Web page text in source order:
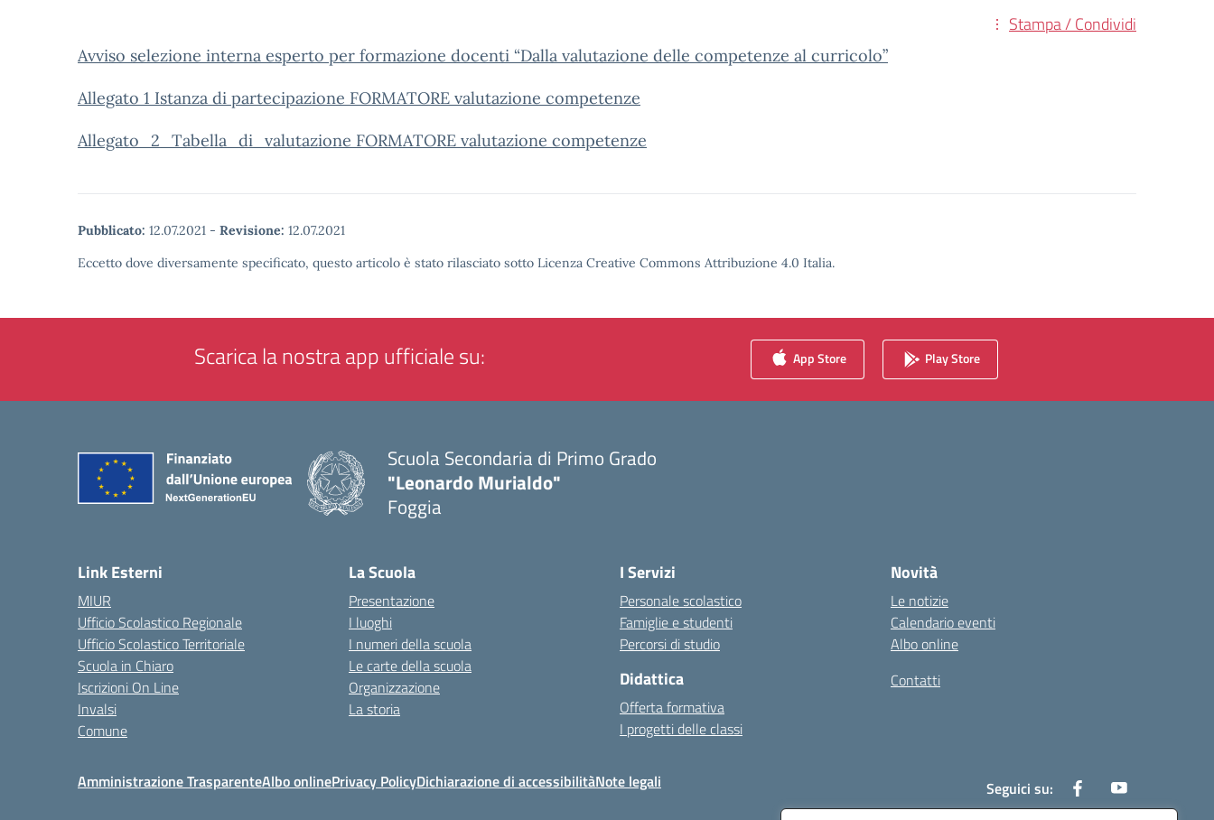
Stampa / Condividi
Avviso selezione interna esperto per formazione docenti “Dalla valutazione delle competenze al curricolo”
Allegato 1 Istanza di partecipazione FORMATORE valutazione competenze
Allegato_2_Tabella_di_valutazione FORMATORE valutazione competenze
Pubblicato: 12.07.2021 - Revisione: 12.07.2021
Eccetto dove diversamente specificato, questo articolo è stato rilasciato sotto Licenza Creative Commons Attribuzione 4.0 Italia.
Scarica la nostra app ufficiale su: App Store Play Store
Scuola Secondaria di Primo Grado
"Leonardo Murialdo"
Foggia
Link Esterni
MIUR
Ufficio Scolastico Regionale
Ufficio Scolastico Territoriale
Scuola in Chiaro
Iscrizioni On Line
Invalsi
Comune
La Scuola
Presentazione
I luoghi
I numeri della scuola
Le carte della scuola
Organizzazione
La storia
I Servizi
Personale scolastico
Famiglie e studenti
Percorsi di studio
Didattica
Offerta formativa
I progetti delle classi
Novità
Le notizie
Calendario eventi
Albo online
Contatti
Amministrazione TrasparenteAlbo onlinePrivacy PolicyDichiarazione di accessibilitàNote legali Seguici su: